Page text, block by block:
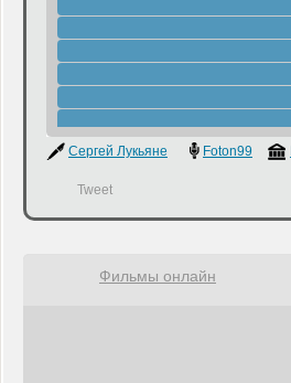
Сергей Лукьяненко Foton99
Tweet
Фильмы онлайн